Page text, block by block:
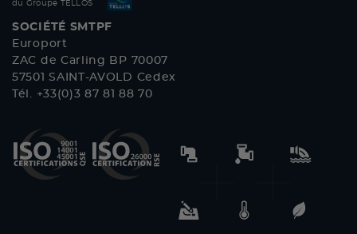
du Groupe TELLOS
SOCIÉTÉ SMTPF
Europort
ZAC de Carling BP 70007
57501 SAINT-AVOLD Cedex
Tél. +33(0)3 87 81 88 70